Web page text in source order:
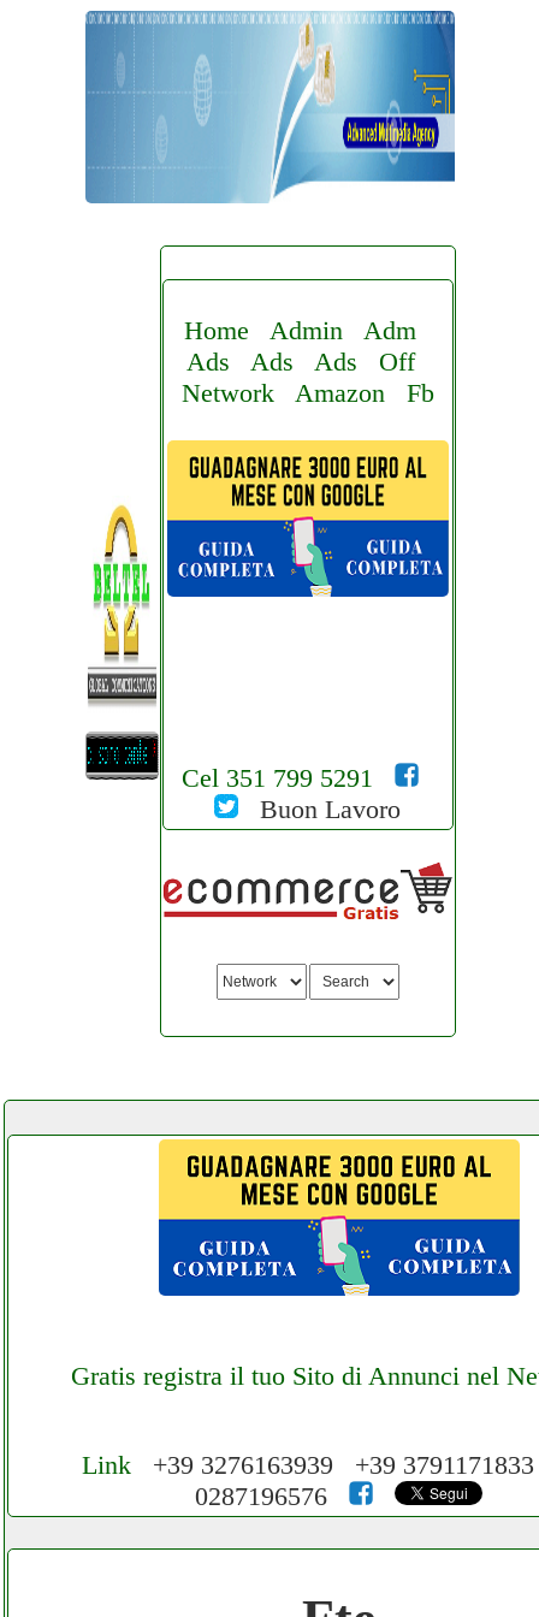
Home Admin
Adm
Ads
Ads Ads
Off
Network
Amazon Fb
Cel 351 799 5291
Buon Lavoro
Gratis registra il tuo Sito di Annunci nel
Cerchiamo Collaboratori per Lavoro nel
3.000 € Mese
Link+39 3276163939 +39
0287196576